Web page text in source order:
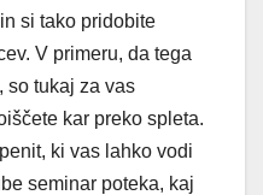
si tako pridobite
V primeru, da tega
so tukaj za vas
kar preko spleta.
ki vas lahko vodi
seminar poteka, kaj